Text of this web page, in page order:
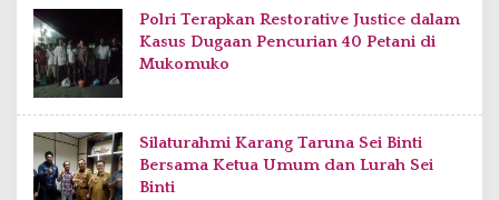
Polri Terapkan Restorative Justice dalam
Kasus Dugaan Pencurian 40 Petani di
Mukomuko
Silaturahmi Karang Taruna Sei Binti
Bersama Ketua Umum dan Lurah Sei
Binti